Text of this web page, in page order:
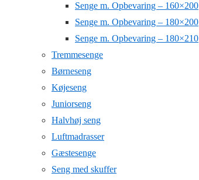
Senge m. Opbevaring – 160×200
Senge m. Opbevaring – 180×200
Senge m. Opbevaring – 180×210
Tremmesenge
Børneseng
Køjeseng
Juniorseng
Halvhøj seng
Luftmadrasser
Gæstesenge
Seng med skuffer